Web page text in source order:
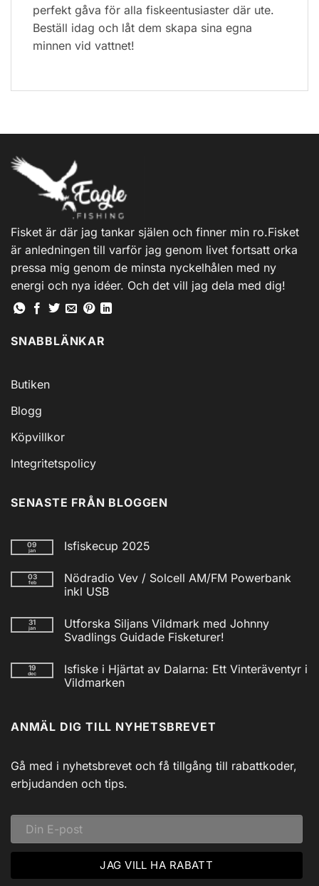
perfekt gåva för alla fiskeentusiaster där ute.
Beställ idag och låt dem skapa sina egna
minnen vid vattnet!
Fisket är där jag tankar själen och finner min ro.Fisket
är anledningen till varför jag genom livet fortsatt orka
pressa mig genom de minsta nyckelhålen med ny
energi och nya idéer. Och det vill jag dela med dig!
SNABBLÄNKAR
Butiken
Blogg
Köpvillkor
Integritetspolicy
SENASTE FRÅN BLOGGEN
09
jan Isfiskecup 2025
till
Isfiskecup
2025
03
feb
Nödradio Vev / Solcell AM/FM Powerbank
inkl USB
till
Nödradio
Vev
AM/FM
Powerbank
inkl
31
jan
Utforska Siljans Vildmark med Johnny
Svadlings Guidade Fisketurer!
till
Utforska
Siljans
Svadlings
Guidade
19
dec
Isfiske i Hjärtat av Dalarna: Ett Vinteräventyr i
Vildmarken
Isfiske
i
Dalarna:
Ett
Vinteräventyr
i
ANMÄL DIG TILL NYHETSBREVET
Gå med i nyhetsbrevet och få tillgång till rabattkoder,
erbjudanden och tips.